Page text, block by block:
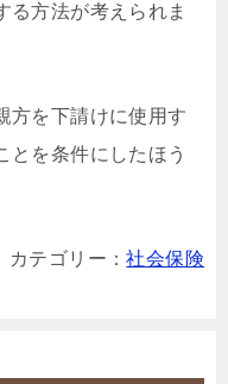
る方法が考えられま
を下請けに使用す
とを条件にしたほう
カテゴリー：社会保険